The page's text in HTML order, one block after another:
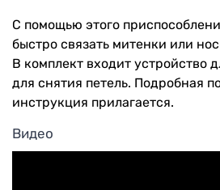
С помощью этого
быстро связать митенки или
В комплект входит устройство
для снятия петель. Подробная
инструкция прилагается.
Видео